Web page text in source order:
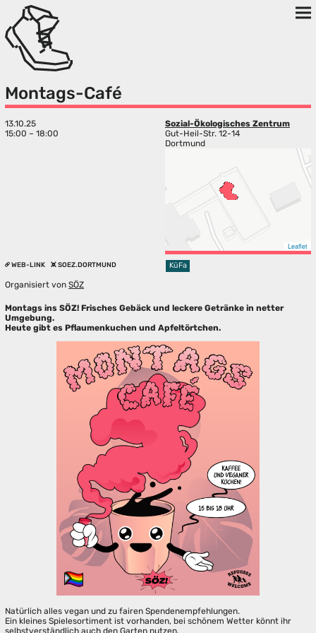
Montags-Café
13.10.25
15:00 – 18:00
Sozial-Ökologisches Zentrum
Gut-Heil-Str. 12-14
Dortmund
Leaflet
WEB-LINK SOEZ.DORTMUND KüFa
Organisiert vonSÖZ
Montags ins SÖZ! Frisches Gebäck und leckere Getränke in netter
Umgebung.
Heute gibt es Pflaumenkuchen und Apfeltörtchen.
Natürlich alles vegan und zu fairen Spendenempfehlungen.
Ein kleines Spielesortiment ist vorhanden, bei schönem Wetter könnt ihr
selbstverständlich auch den Garten nutzen.